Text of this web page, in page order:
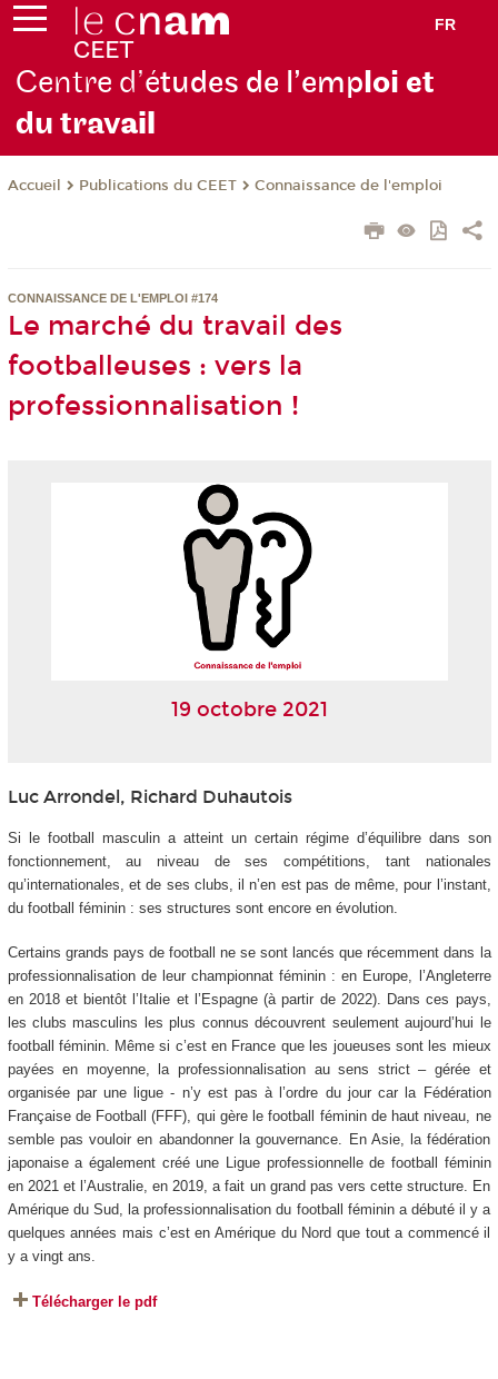
FR
Centre d’études de l’emploi et
du travail
Accueil Publications du CEET Connaissance de l'emploi
CONNAISSANCE DE L'EMPLOI #174
Le marché du travail des
footballeuses : vers la
professionnalisation !
19 octobre 2021
Luc Arrondel, Richard Duhautois
Si le football masculin a atteint un certain régime d’équilibre dans son
fonctionnement, au niveau de ses compétitions, tant nationales
qu’internationales, et de ses clubs, il n’en est pas de même, pour l’instant,
du football féminin : ses structures sont encore en évolution.
Certains grands pays de football ne se sont lancés que récemment dans la
professionnalisation de leur championnat féminin : en Europe, l’Angleterre
en 2018 et bientôt l’Italie et l’Espagne (à partir de 2022). Dans ces pays,
les clubs masculins les plus connus découvrent seulement aujourd’hui le
football féminin. Même si c’est en France que les joueuses sont les mieux
payées en moyenne, la professionnalisation au sens strict – gérée et
organisée par une ligue - n’y est pas à l’ordre du jour car la Fédération
Française de Football (FFF), qui gère le football féminin de haut niveau, ne
semble pas vouloir en abandonner la gouvernance. En Asie, la fédération
japonaise a également créé une Ligue professionnelle de football féminin
en 2021 et l’Australie, en 2019, a fait un grand pas vers cette structure. En
Amérique du Sud, la professionnalisation du football féminin a débuté il y a
quelques années mais c’est en Amérique du Nord que tout a commencé il
y a vingt ans.
Télécharger le pdf